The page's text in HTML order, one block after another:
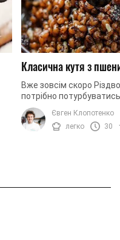
Класична кутя з
Вже зовсім скоро
потрібно
ваша святкова кутя. У
рецепт входить
також багато ...
Євген Клопотенко
легко
30